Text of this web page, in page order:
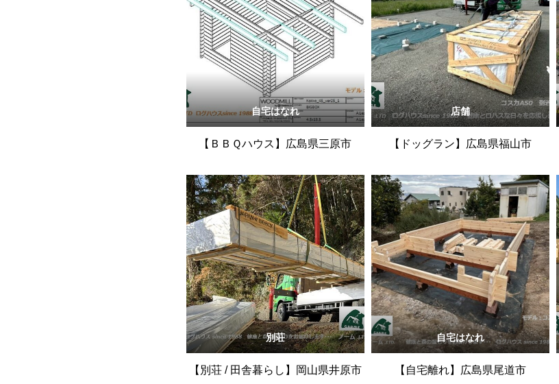
自宅はなれ
【ＢＢＱハウス】広島県三原市
店舗
【ドッグラン】広島県福山市
別荘
【別荘 / 田舎暮らし】岡山県井原市
自宅はなれ
【自宅離れ】広島県尾道市